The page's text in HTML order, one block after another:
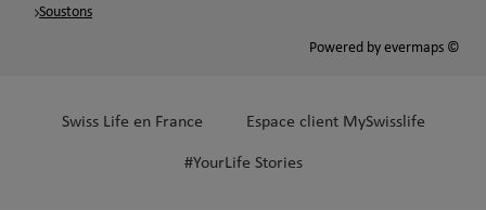
Soustons
Powered by evermaps ©
Swiss Life en France Espace client MySwisslife
#YourLife Stories